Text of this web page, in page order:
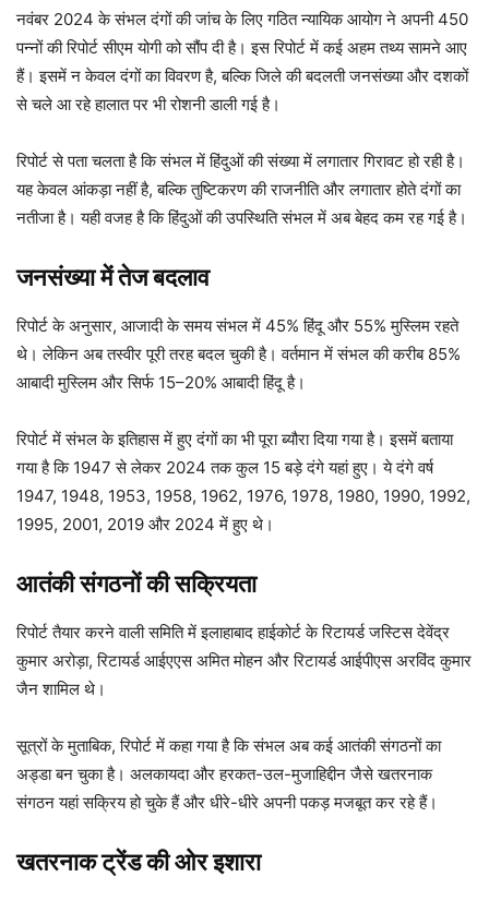
नवंबर 2024 के संभल दंगों की जांच के लिए गठित न्यायिक आयोग ने अपनी 450
पन्नों की रिपोर्ट सीएम योगी को सौंप दी है। इस रिपोर्ट में कई अहम तथ्य सामने आए
हैं। इसमें न केवल दंगों का विवरण है, बल्कि जिले की बदलती जनसंख्या और दशकों
से चले आ रहे हालात पर भी रोशनी डाली गई है।
रिपोर्ट से पता चलता है कि संभल में हिंदुओं की संख्या में लगातार गिरावट हो रही है।
यह केवल आंकड़ा नहीं है, बल्कि तुष्टिकरण की राजनीति और लगातार होते दंगों का
नतीजा है। यही वजह है कि हिंदुओं की उपस्थिति संभल में अब बेहद कम रह गई है।
जनसंख्या में तेज बदलाव
रिपोर्ट के अनुसार, आजादी के समय संभल में 45% हिंदू और 55% मुस्लिम रहते
थे। लेकिन अब तस्वीर पूरी तरह बदल चुकी है। वर्तमान में संभल की करीब 85%
आबादी मुस्लिम और सिर्फ 15–20% आबादी हिंदू है।
रिपोर्ट में संभल के इतिहास में हुए दंगों का भी पूरा ब्यौरा दिया गया है। इसमें बताया
गया है कि 1947 से लेकर 2024 तक कुल 15 बड़े दंगे यहां हुए। ये दंगे वर्ष
1947, 1948, 1953, 1958, 1962, 1976, 1978, 1980, 1990, 1992,
1995, 2001, 2019 और 2024 में हुए थे।
आतंकी संगठनों की सक्रियता
रिपोर्ट तैयार करने वाली समिति में इलाहाबाद हाईकोर्ट के रिटायर्ड जस्टिस देवेंद्र
कुमार अरोड़ा, रिटायर्ड आईएएस अमित मोहन और रिटायर्ड आईपीएस अरविंद कुमार
जैन शामिल थे।
सूत्रों के मुताबिक, रिपोर्ट में कहा गया है कि संभल अब कई आतंकी संगठनों का
अड्डा बन चुका है। अलकायदा और हरकत-उल-मुजाहिद्दीन जैसे खतरनाक
संगठन यहां सक्रिय हो चुके हैं और धीरे-धीरे अपनी पकड़ मजबूत कर रहे हैं।
खतरनाक ट्रेंड की ओर इशारा